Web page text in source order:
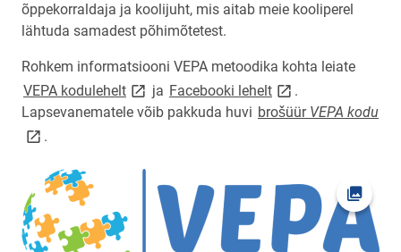
õppekorraldaja ja koolijuht, mis aitab meie kooliperel
lähtuda samadest põhimõtetest.
Rohkem informatsiooni VEPA metoodika kohta leiate
VEPA koduleheltlink opens on new page
ja Facebooki leheltlink opens on new
.
Lapsevanematele võib pakkuda huvi brošüür VEPA kodu
.
Ava